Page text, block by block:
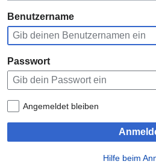
Zur
Navigation
springen
Zur
Suche
springen
Benutzername
Passwort
Angemeldet bleiben
Hilfe beim